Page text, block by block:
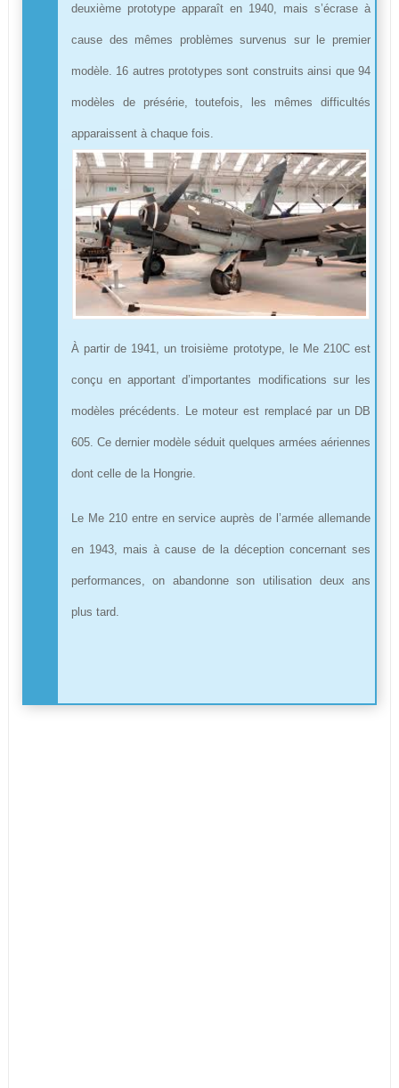
deuxième prototype apparaît en 1940, mais s’écrase à
cause des mêmes problèmes survenus sur le premier
modèle. 16 autres prototypes sont construits ainsi que 94
modèles de présérie, toutefois, les mêmes difficultés
apparaissent à chaque fois.
À partir de 1941, un troisième prototype, le Me 210C est
conçu en apportant d’importantes modifications sur les
modèles précédents. Le moteur est remplacé par un DB
605. Ce dernier modèle séduit quelques armées aériennes
dont celle de la Hongrie.
Le Me 210 entre en service auprès de l’armée allemande
en 1943, mais à cause de la déception concernant ses
performances, on abandonne son utilisation deux ans
plus tard.